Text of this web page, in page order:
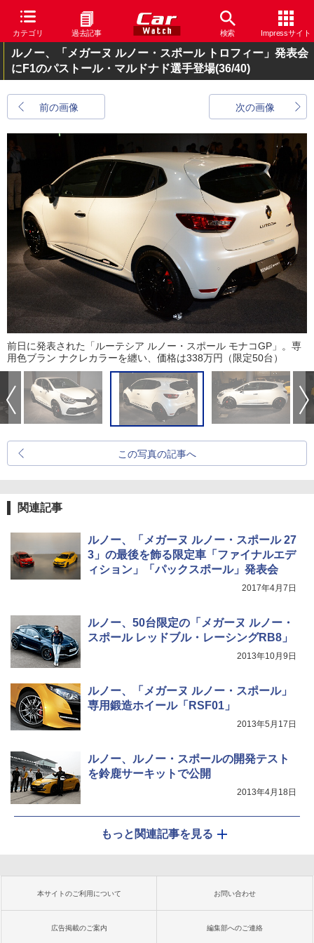
カテゴリ 過去記事 検索 Impressサイト
ルノー、「メガーヌ ルノー・スポール トロフィー」発表会
にF1のパストール・マルドナド選手登場(36/40)
前の画像 次の画像
前日に発表された「ルーテシア ルノー・スポール モナコGP」。専
用色ブラン ナクレカラーを纏い、価格は338万円（限定50台）
この写真の記事へ
関連記事
ルノー、「メガーヌ ルノー・スポール 27
3」の最後を飾る限定車「ファイナルエデ
ィション」「パックスポール」発表会
2017年4月7日
ルノー、50台限定の「メガーヌ ルノー・
スポール レッドブル・レーシングRB8」
2013年10月9日
ルノー、「メガーヌ ルノー・スポール」
専用鍛造ホイール「RSF01」
2013年5月17日
ルノー、ルノー・スポールの開発テスト
を鈴鹿サーキットで公開
2013年4月18日
もっと関連記事を見る
本サイトのご利用について お問い合わせ
広告掲載のご案内 編集部へのご連絡